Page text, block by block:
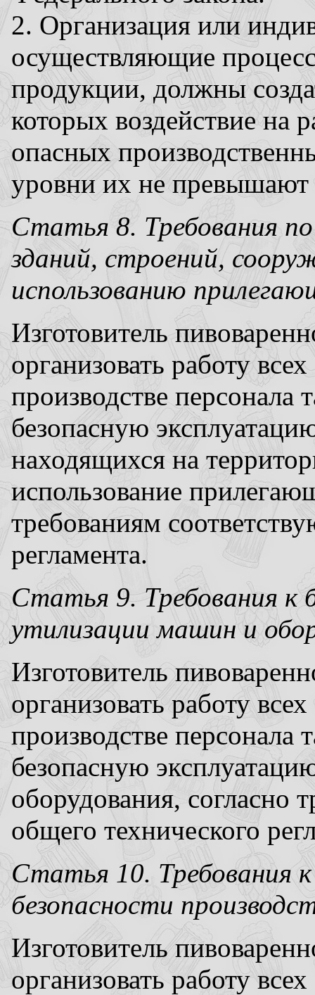
2. Организация или
осуществляющие
продукции, должны
которых воздействие
опасных
уровни их не превышают
Статья 8. Требования по
зданий, строений,
использованию
Изготовитель
организовать работу
производстве персонала
безопасную
находящихся на
использование
требованиям
регламента.
Статья 9. Требования к
утилизации машин и
Изготовитель
организовать работу
производстве персонала
безопасную
оборудования, согласно
общего технического
Статья 10. Требования
безопасности
Изготовитель
организовать работу